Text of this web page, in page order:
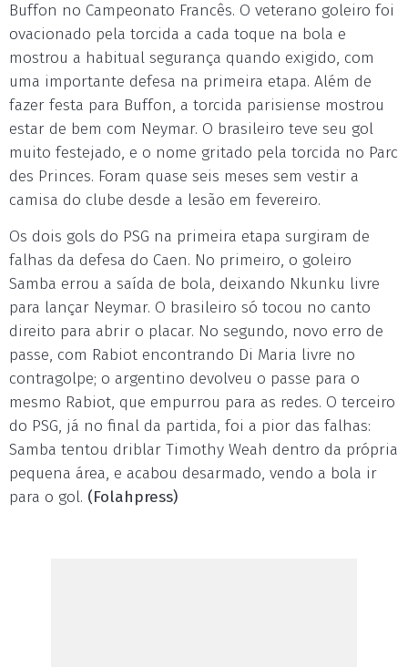
Buffon no Campeonato Francês. O veterano goleiro foi
ovacionado pela torcida a cada toque na bola e
mostrou a habitual segurança quando exigido, com
uma importante defesa na primeira etapa. Além de
fazer festa para Buffon, a torcida parisiense mostrou
estar de bem com Neymar. O brasileiro teve seu gol
muito festejado, e o nome gritado pela torcida no Parc
des Princes. Foram quase seis meses sem vestir a
camisa do clube desde a lesão em fevereiro.
Os dois gols do PSG na primeira etapa surgiram de
falhas da defesa do Caen. No primeiro, o goleiro
Samba errou a saída de bola, deixando Nkunku livre
para lançar Neymar. O brasileiro só tocou no canto
direito para abrir o placar. No segundo, novo erro de
passe, com Rabiot encontrando Di Maria livre no
contragolpe; o argentino devolveu o passe para o
mesmo Rabiot, que empurrou para as redes. O terceiro
do PSG, já no final da partida, foi a pior das falhas:
Samba tentou driblar Timothy Weah dentro da própria
pequena área, e acabou desarmado, vendo a bola ir
para o gol. (Folahpress)